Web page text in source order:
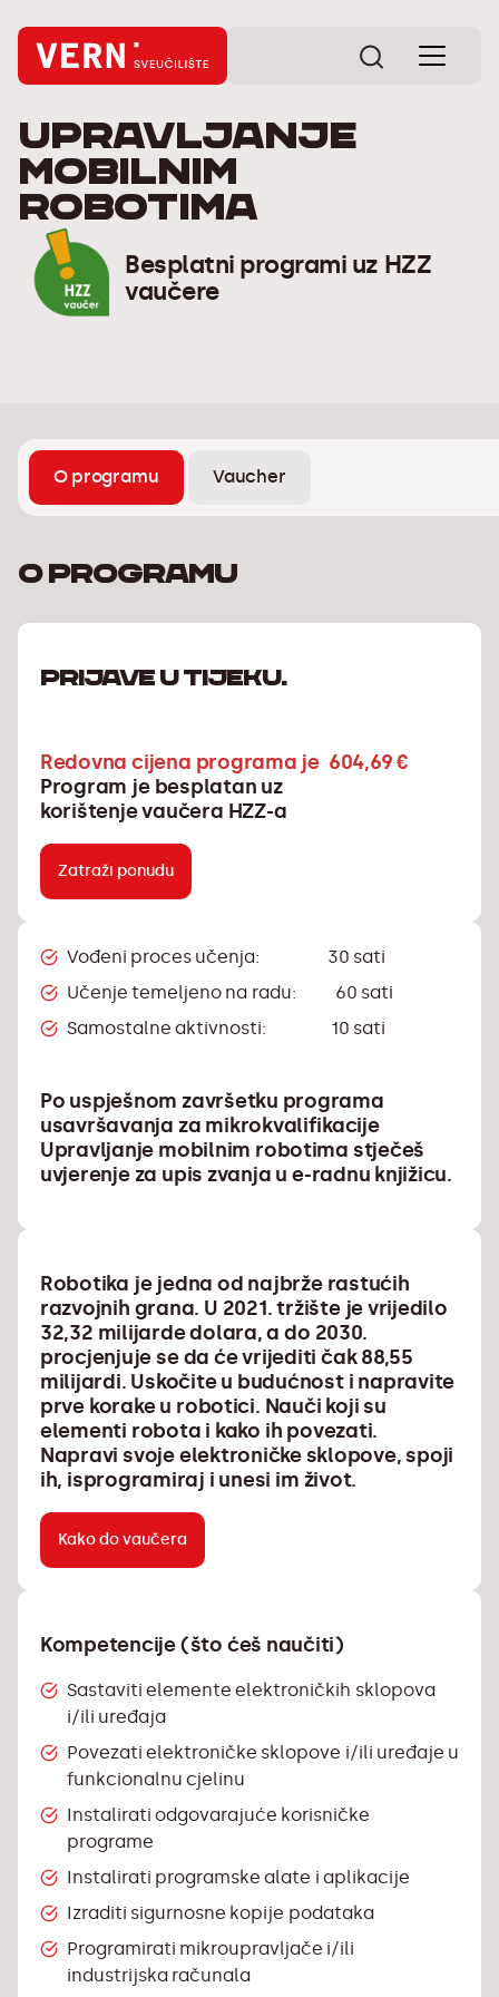
Upravljanje
mobilnim
robotima
Besplatni programi uz HZZ
vaučere
O programu Vaucher
O programu
PRIJAVE U TIJEKU.
Redovna cijena programa je 604,69 €
Program je besplatan uz
korištenje vaučera HZZ-a
Zatraži ponudu
Vođeni proces učenja: 30 sati
Učenje temeljeno na radu: 60 sati
Samostalne aktivnosti: 10 sati
Po uspješnom završetku programa
usavršavanja za mikrokvalifikacije
Upravljanje mobilnim robotima stječeš
uvjerenje za upis zvanja u e-radnu knjižicu.
Robotika je jedna od najbrže rastućih
razvojnih grana. U 2021. tržište je vrijedilo
32,32 milijarde dolara, a do 2030.
procjenjuje se da će vrijediti čak 88,55
milijardi. Uskočite u budućnost i napravite
prve korake u robotici. Nauči koji su
elementi robota i kako ih povezati.
Napravi svoje elektroničke sklopove, spoji
ih, isprogramiraj i unesi im život.
Kako do vaučera
Kompetencije (što ćeš naučiti)
Sastaviti elemente elektroničkih sklopova
i/ili uređaja
Povezati elektroničke sklopove i/ili uređaje u
funkcionalnu cjelinu
Instalirati odgovarajuće korisničke
programe
Instalirati programske alate i aplikacije
Izraditi sigurnosne kopije podataka
Programirati mikroupravljače i/ili
industrijska računala